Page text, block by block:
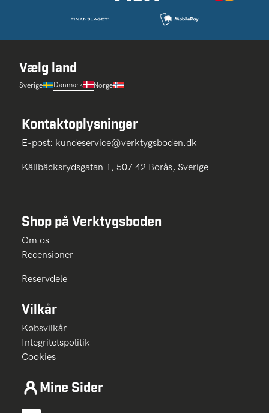
Vælg land
Sverige Danmark Norge
Kontaktoplysninger
E-post: kundeservice@verktygsboden.dk
Källbäcksrydsgatan 1, 507 42 Borås, Sverige
Shop på Verktygsboden
Om os
Recensioner
Reservdele
Vilkår
Købsvilkår
Integritetspolitik
Cookies
Mine Sider